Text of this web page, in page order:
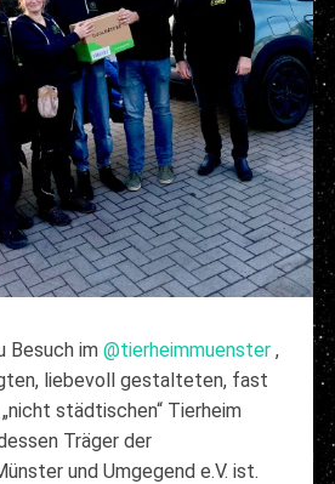
Besuch im @tierheimmuenster,
liebevoll gestalteten, fast
städtischen“ Tierheim
Träger der
und Umgegend e.V. ist.